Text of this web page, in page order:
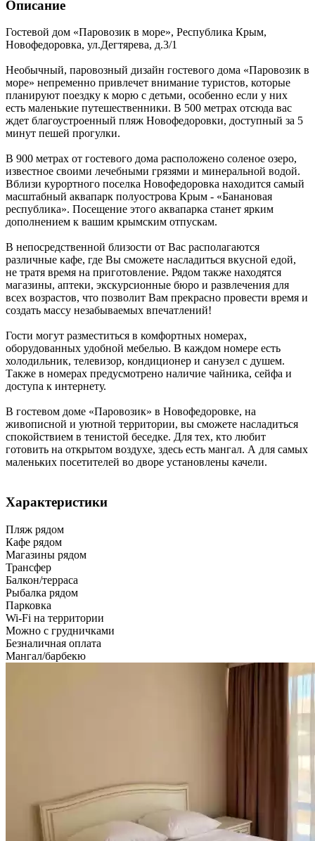
Описание
Гостевой дом «Паровозик в море», Республика Крым,
Новофедоровка, ул.Дегтярева, д.3/1
Необычный, паровозный дизайн гостевого дома «Паровозик в
море» непременно привлечет внимание туристов, которые
планируют поездку к морю с детьми, особенно если у них
есть маленькие путешественники. В 500 метрах отсюда вас
ждет благоустроенный пляж Новофедоровки, доступный за 5
минут пешей прогулки.
В 900 метрах от гостевого дома расположено соленое озеро,
известное своими лечебными грязями и минеральной водой.
Вблизи курортного поселка Новофедоровка находится самый
масштабный аквапарк полуострова Крым - «Банановая
республика». Посещение этого аквапарка станет ярким
дополнением к вашим крымским отпускам.
В непосредственной близости от Вас располагаются
различные кафе, где Вы сможете насладиться вкусной едой,
не тратя время на приготовление. Рядом также находятся
магазины, аптеки, экскурсионные бюро и развлечения для
всех возрастов, что позволит Вам прекрасно провести время и
создать массу незабываемых впечатлений!
Гости могут разместиться в комфортных номерах,
оборудованных удобной мебелью. В каждом номере есть
холодильник, телевизор, кондиционер и санузел с душем.
Также в номерах предусмотрено наличие чайника, сейфа и
доступа к интернету.
В гостевом доме «Паровозик» в Новофедоровке, на
живописной и уютной территории, вы сможете насладиться
спокойствием в тенистой беседке. Для тех, кто любит
готовить на открытом воздухе, здесь есть мангал. А для самых
маленьких посетителей во дворе установлены качели.
Характеристики
Пляж рядом
Кафе рядом
Магазины рядом
Трансфер
Балкон/терраса
Рыбалка рядом
Парковка
Wi-Fi на территории
Можно с грудничками
Безналичная оплата
Мангал/барбекю